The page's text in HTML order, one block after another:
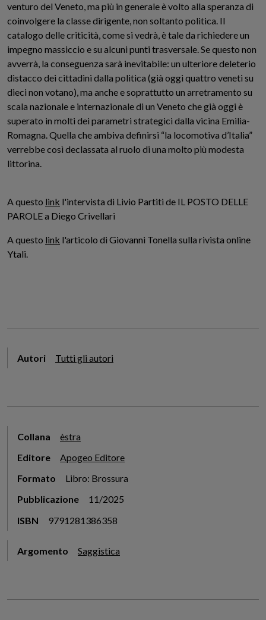
venturo del Veneto, ma più in generale è volto alla speranza di
coinvolgere la classe dirigente, non soltanto politica. Il
catalogo delle criticità, come si vedrà, è tale da richiedere un
impegno massiccio e su alcuni punti trasversale. Se questo non
avverrà, la conseguenza sarà inevitabile: un ulteriore deleterio
distacco dei cittadini dalla politica (già oggi quattro veneti su
dieci non votano), ma anche e soprattutto un arretramento su
scala nazionale e internazionale di un Veneto che già oggi è
superato in molti dei parametri strategici dalla vicina Emilia-
Romagna. Quella che ambiva definirsi “la locomotiva d’Italia”
verrebbe così declassata al ruolo di una molto più modesta
littorina.
A questo link l'intervista di Livio Partiti de IL POSTO DELLE
PAROLE a Diego Crivellari
A questo link l'articolo di Giovanni Tonella sulla rivista online
Ytali.
Autori Tutti gli autori
Collana
èstra
Editore
Apogeo Editore
Formato
Libro: Brossura
Pubblicazione
11/2025
ISBN
9791281386358
Argomento Saggistica